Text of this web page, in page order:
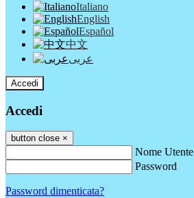
Italiano
English
Español
中文
عربى
Accedi
Accedi
button close ×
Nome Utente
Password
Password dimenticata?